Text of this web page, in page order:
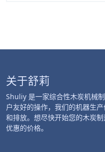
关于舒莉
Shuliy 是一家综合性木炭机械
户友好的操作，我们的机器生
和排放。想尽快开始您的木炭
优惠的价格。